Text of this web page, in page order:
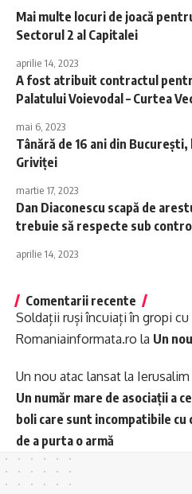
Mai multe locuri de joacă
Sectorul 2 al Capitalei
aprilie 14, 2023
A fost atribuit contractul
Palatului Voievodal – Curtea
mai 6, 2023
Tânără de 16 ani din
Griviței
martie 17, 2023
Dan Diaconescu scapă de
trebuie să respecte sub
aprilie 14, 2023
Comentarii recente
Soldații ruși încuiați în gropi
Romaniainformata.ro la Un
Un nou atac lansat la
Un număr mare de asociații a
boli care sunt incompatibile cu
de a purta o armă